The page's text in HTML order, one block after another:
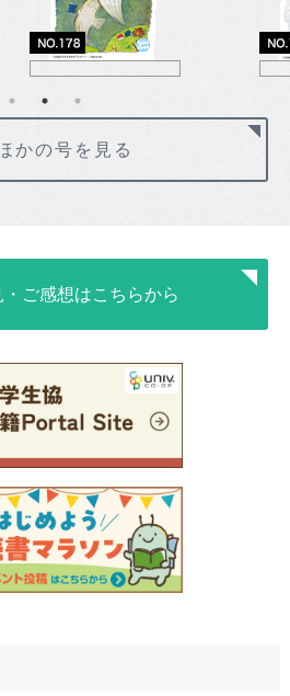
かの号を見る
・ご感想はこちらから